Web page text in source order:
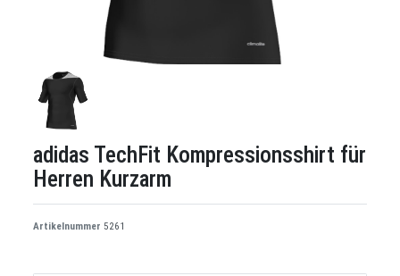
adidas TechFit Kompressionsshirt für
Herren Kurzarm
Artikelnummer5261